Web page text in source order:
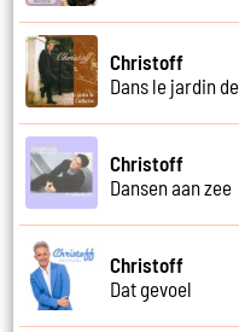
Christoff
Dans le jardin
Christoff
Dansen aan zee
Christoff
Dat gevoel